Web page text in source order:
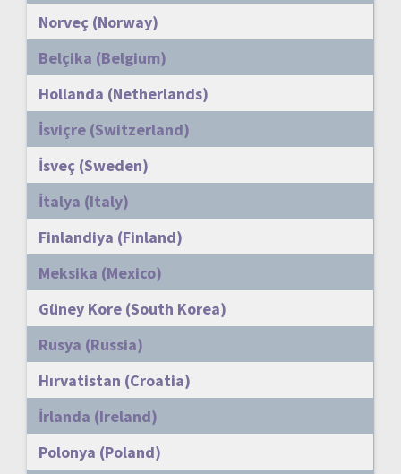
Norveç (Norway)
Belçika (Belgium)
Hollanda (Netherlands)
İsviçre (Switzerland)
İsveç (Sweden)
İtalya (Italy)
Finlandiya (Finland)
Meksika (Mexico)
Güney Kore (South Korea)
Rusya (Russia)
Hırvatistan (Croatia)
İrlanda (Ireland)
Polonya (Poland)